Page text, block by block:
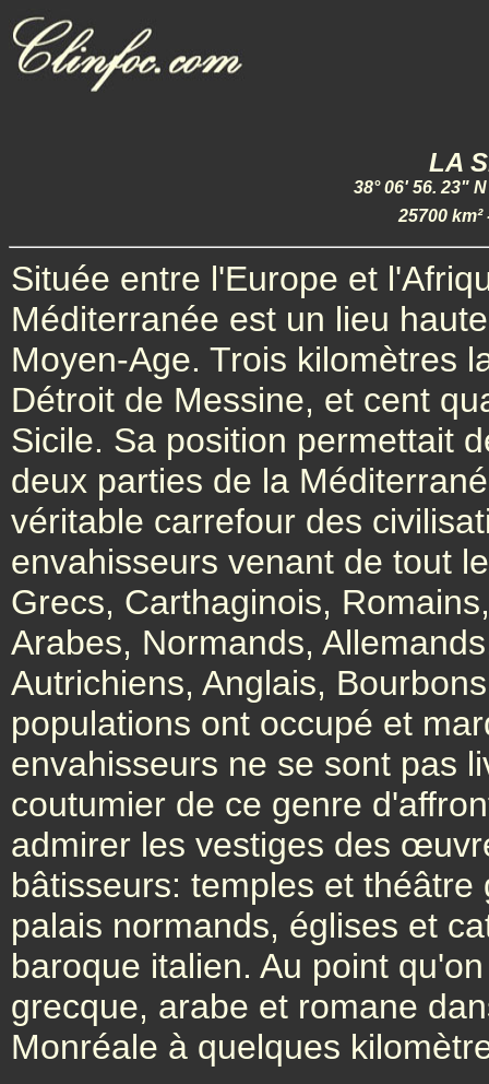
LA
38° 06' 56. 23"
25700
Située entre l'Europe et
Méditerranée est un lieu
Moyen-Age. Trois kilomètres
Détroit de Messine, et cent
Sicile. Sa position permettait
deux parties de la
véritable carrefour des
envahisseurs venant de tout
Grecs, Carthaginois,
Arabes, Normands,
Autrichiens, Anglais,
populations ont occupé et
envahisseurs ne se sont pas
coutumier de ce genre
admirer les vestiges des
bâtisseurs: temples et
palais normands, églises et
baroque italien. Au point
grecque, arabe et romane
Monréale à quelques